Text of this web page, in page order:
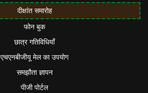
दीक्षांत समारोह
फोन बुक
छात्र गतिविधियाँ
एचएनबीजीयू मेल का उपयोग
समझौता ज्ञापन
पीजी पोर्टल